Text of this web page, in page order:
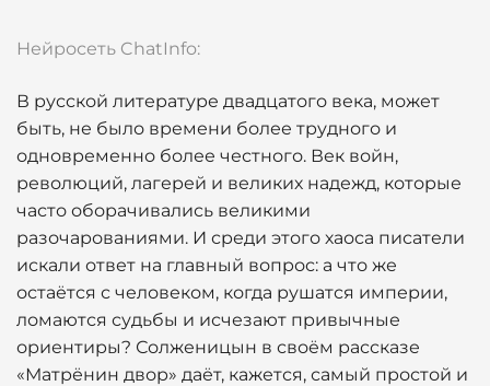
Нейросеть ChatInfo:
В русской литературе двадцатого века, может
быть, не было времени более трудного и
одновременно более честного. Век войн,
революций, лагерей и великих надежд, которые
часто оборачивались великими
разочарованиями. И среди этого хаоса писатели
искали ответ на главный вопрос: а что же
остаётся с человеком, когда рушатся империи,
ломаются судьбы и исчезают привычные
ориентиры? Солженицын в своём рассказе
«Матрёнин двор» даёт, кажется, самый простой и